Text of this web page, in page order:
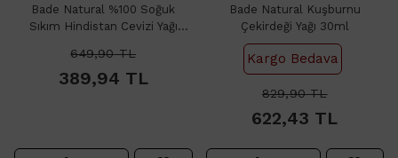
Bade Natural %100 Soğuk
Sıkım Hindistan Cevizi Yağı
649,90TL
389,94 TL
Bade Natural Kuşburnu
Çekirdeği Yağı 30ml
Kargo Bedava
829,90TL
622,43 TL